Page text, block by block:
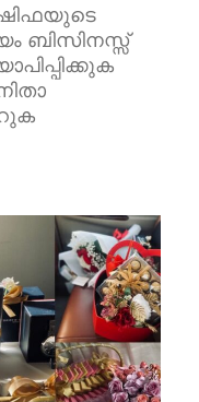
ബിസിനസ്സ്